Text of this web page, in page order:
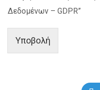
Δεδομένων – GDPR”
Υποβολή